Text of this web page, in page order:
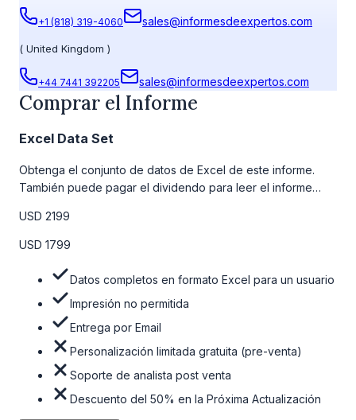
+1 (818) 319-4060 sales@informesdeexpertos.com
( United Kingdom )
+44 7441 392205 sales@informesdeexpertos.com
Comprar el Informe
Excel Data Set
Obtenga el conjunto de datos de Excel de este informe.
También puede pagar el dividendo para leer el informe
la tabla de precios a continuación.
USD 2199
USD 1799
Datos completos en formato Excel para un usuario
Impresión no permitida
Entrega por Email
Personalización limitada gratuita (pre-venta)
Soporte de analista post venta
Descuento del 50% en la Próxima Actualización